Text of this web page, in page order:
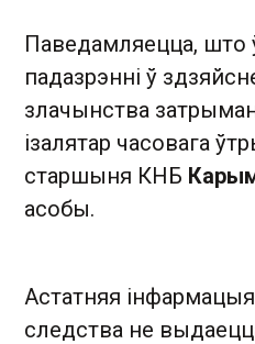
Паведамляецца, што
падазрэнні ў
злачынства
ізалятар часовага
старшыня КНБ
асобы.
Астатняя інфармацыя
следства не